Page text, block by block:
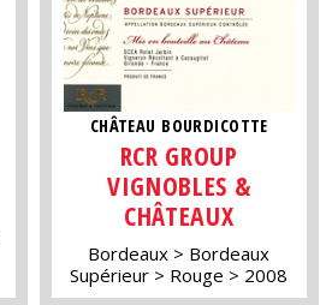
CHÂTEAU BOURDICOTTE
RCR GROUP
VIGNOBLES &
CHÂTEAUX
Bordeaux
Bordeaux
Supérieur
Rouge 2008